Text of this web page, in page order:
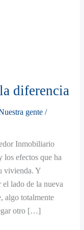
diferencia
gente/
Inmobiliario
los efectos que ha
vivienda. Y
el lado de la nueva
algo totalmente
otro […]